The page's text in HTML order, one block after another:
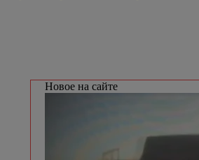
Новое на сайте